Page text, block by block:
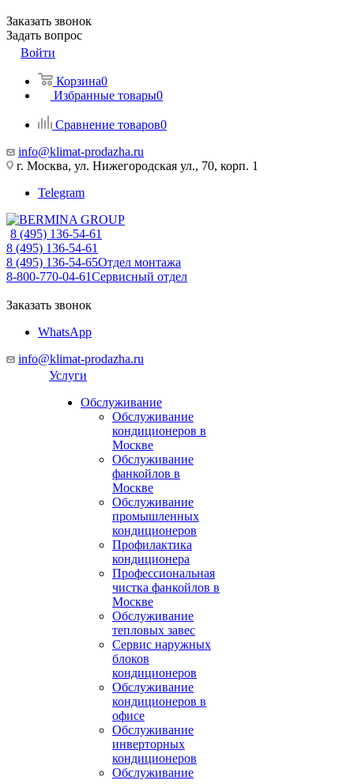
Заказать звонок
Задать вопрос
Войти
Корзина0
Избранные товары0
Сравнение товаров0
info@klimat-prodazha.ru
г. Москва, ул. Нижегородская ул., 70, корп. 1
Telegram
8 (495) 136-54-61
8 (495) 136-54-61
8 (495) 136-54-65Отдел монтажа
8-800-770-04-61Сервисный отдел
Заказать звонок
WhatsApp
info@klimat-prodazha.ru
Услуги
Обслуживание
Обслуживание
кондиционеров в
Москве
Обслуживание
фанкойлов в
Москве
Обслуживание
промышленных
кондиционеров
Профилактика
кондиционера
Профессиональная
чистка фанкойлов в
Москве
Обслуживание
тепловых завес
Сервис наружных
блоков
кондиционеров
Обслуживание
кондиционеров в
офисе
Обслуживание
инверторных
кондиционеров
Обслуживание